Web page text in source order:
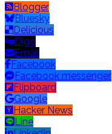
Blogger
Bluesky
Delicious
Digg
Email
Facebook
Facebook messenger
Flipboard
Google
Hacker News
Line